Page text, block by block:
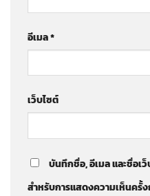
อีเมล*
เว็บไซต์
บันทึกชื่อ, อีเมล และชื่อเ
สำหรับการแสดงความเห็นครั้